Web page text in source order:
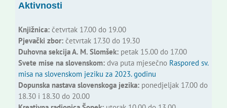
Aktivnosti
Knjižnica:četvrtak 17.00 do 19.00
Pjevački zbor:četvrtak 17.30 do 19.30
Duhovna sekcija A. M. Slomšek:petak 15.00 do 17.00
Svete mise na slovenskom:dva puta mjesečno Raspored sv.
misa na slovenskom jeziku za 2023. godinu
Dopunska nastava slovenskoga jezika:ponedjeljak 17.00 do
18.30 i 18.30 do 20.00